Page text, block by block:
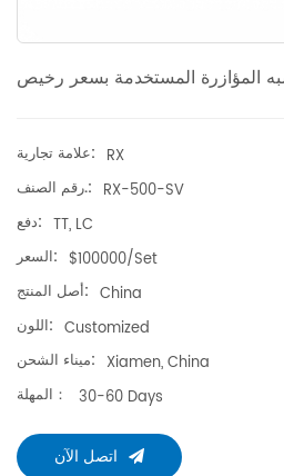
المؤازرة المستخدمة بسعر رخيص
علامة تجارية: RX
رقم الصنف.: RX-500-SV
دفع: TT, LC
السعر: $100000/set
أصل المنتج: China
اللون: Customized
ميناء الشحن: Xiamen, China
المهلة：
30-60 Days
اتصل الآن